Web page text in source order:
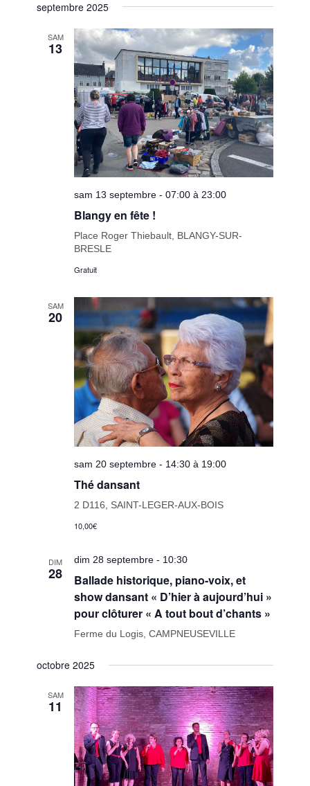
septembre 2025
SAM
13
sam 13 septembre - 07:00 à 23:00
Blangy en fête !
Place Roger Thiebault, BLANGY-SUR-
BRESLE
Gratuit
SAM
20
sam 20 septembre - 14:30 à 19:00
Thé dansant
2 D116, SAINT-LEGER-AUX-BOIS
10,00€
DIM
28
dim 28 septembre - 10:30
Ballade historique, piano-voix, et
show dansant « D’hier à aujourd’hui »
pour clôturer « A tout bout d’chants »
Ferme du Logis, CAMPNEUSEVILLE
octobre 2025
SAM
11